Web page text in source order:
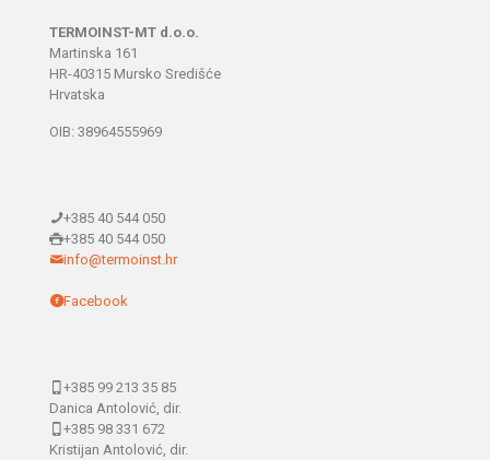
TERMOINST-MT d.o.o.
Martinska 161
HR-40315 Mursko Središće
Hrvatska
OIB: 38964555969
+385 40 544 050
+385 40 544 050
info@termoinst.hr
Facebook
+385 99 213 35 85
Danica Antolović, dir.
+385 98 331 672
Kristijan Antolović, dir.